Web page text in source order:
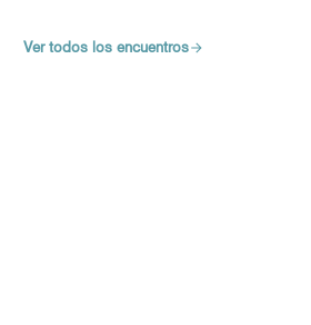
Ver todos los encuentros